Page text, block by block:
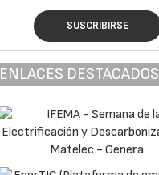
SUSCRIBIRSE
ENLACES DESTACADOS